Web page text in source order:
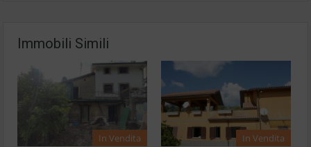
Immobili Simili
In Vendita In Vendita